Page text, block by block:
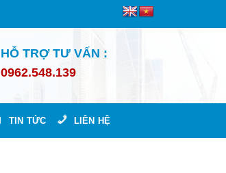
HỖ TRỢ TƯ VẤN :
0962.548.139
TIN TỨC LIÊN HỆ